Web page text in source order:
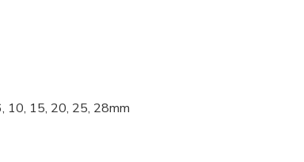
10, 15, 20, 25, 28mm